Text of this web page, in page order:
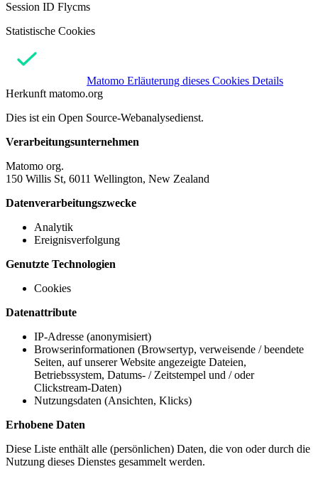
Session ID Flycms
Statistische Cookies
Matomo Erläuterung dieses Cookies Details
Herkunft matomo.org
Dies ist ein Open Source-Webanalysedienst.
Verarbeitungsunternehmen
Matomo org.
150 Willis St, 6011 Wellington, New Zealand
Datenverarbeitungszwecke
Analytik
Ereignisverfolgung
Genutzte Technologien
Cookies
Datenattribute
IP-Adresse (anonymisiert)
Browserinformationen (Browsertyp, verweisende / beendete
Seiten, auf unserer Website angezeigte Dateien,
Betriebssystem, Datums- / Zeitstempel und / oder
Clickstream-Daten)
Nutzungsdaten (Ansichten, Klicks)
Erhobene Daten
Diese Liste enthält alle (persönlichen) Daten, die von oder durch die
Nutzung dieses Dienstes gesammelt werden.